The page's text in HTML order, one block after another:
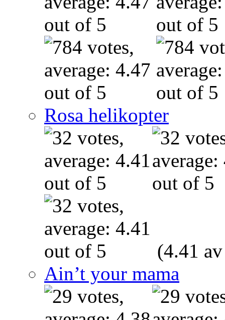
Rosa helikopter
(4.41
Ain’t your mama